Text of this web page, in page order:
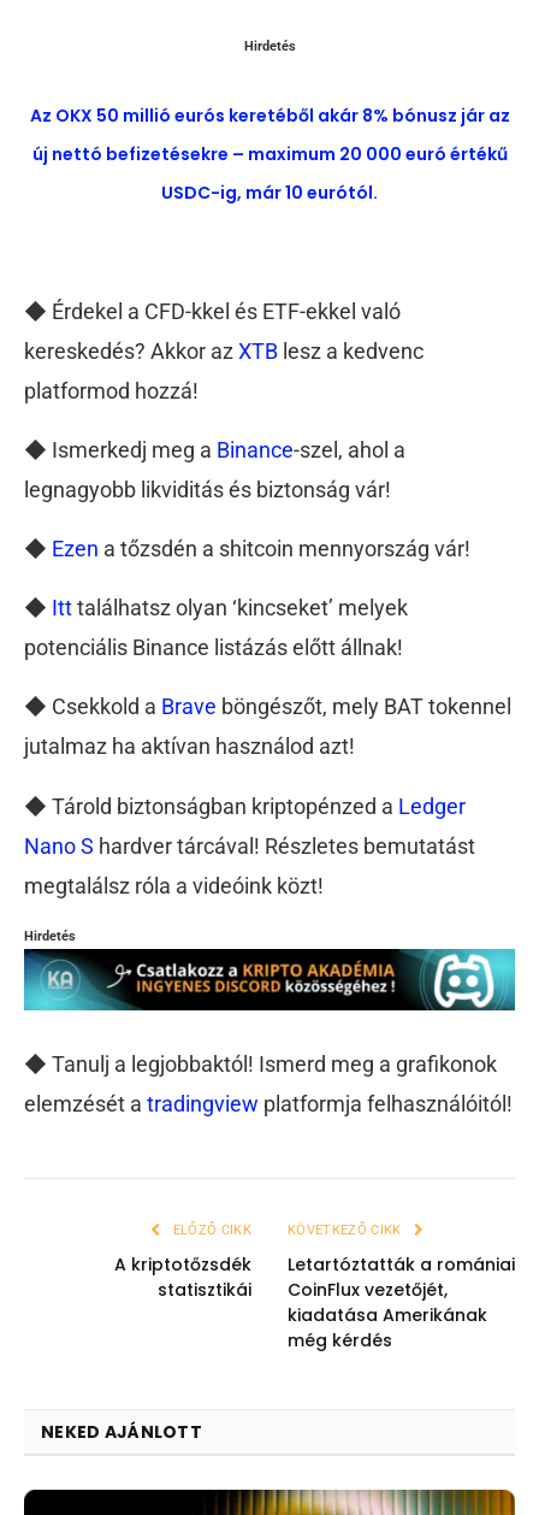
Hirdetés
Az OKX 50 millió eurós keretéből akár 8% bónusz jár az
új nettó befizetésekre – maximum 20 000 euró értékű
USDC-ig, már 10 eurótól.
◆ Érdekel a CFD-kkel és ETF-ekkel való
kereskedés? Akkor az XTB lesz a kedvenc
platformod hozzá!
◆ Ismerkedj meg a Binance-szel, ahol a
legnagyobb likviditás és biztonság vár!
◆ Ezen a tőzsdén a shitcoin mennyország vár!
◆ Itttalálhatsz olyan ‘kincseket’ melyek
potenciális Binance listázás előtt állnak!
◆ Csekkold a Brave böngészőt, mely BAT tokennel
jutalmaz ha aktívan használod azt!
◆ Tárold biztonságban kriptopénzed a Ledger
Nano S hardver tárcával! Részletes bemutatást
megtalálsz róla a videóink közt!
Hirdetés
◆ Tanulj a legjobbaktól! Ismerd meg a grafikonok
elemzését a tradingview platformja felhasználóitól!
ELŐZŐ CIKK
A kriptotőzsdék
statisztikái
KÖVETKEZŐ CIKK
Letartóztatták a romániai
CoinFlux vezetőjét,
kiadatása Amerikának
még kérdés
NEKED AJÁNLOTT